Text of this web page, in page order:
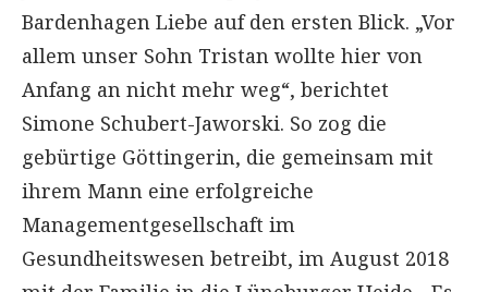
Bardenhagen Liebe auf den ersten Blick. „Vor
allem unser Sohn Tristan wollte hier von
Anfang an nicht mehr weg“, berichtet
Simone Schubert-Jaworski. So zog die
gebürtige Göttingerin, die gemeinsam mit
ihrem Mann eine erfolgreiche
Managementgesellschaft im
Gesundheitswesen betreibt, im August 2018